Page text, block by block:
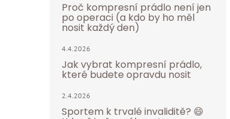
Proč kompresní prádlo není jen
po operaci (a kdo by ho měl
nosit každý den)
4.4.2026
Jak vybrat kompresní prádlo,
které budete opravdu nosit
2.4.2026
Sportem k trvalé invaliditě? 😄